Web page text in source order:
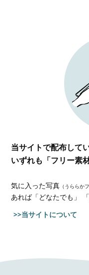
当サイトで配布して
いずれも「フリー素
気に入った写真 （うららか
あれば「どなたでも」
>>当サイトについて